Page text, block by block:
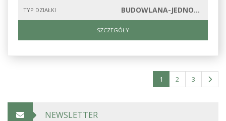
TYP DZIAŁKI BUDOWLANA-JEDNORODZINNA
SZCZEGÓŁY
1 2 3
NEWSLETTER